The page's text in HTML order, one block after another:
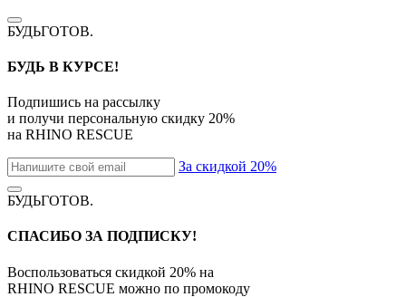
БУДЬГОТОВ.
БУДЬ В КУРСЕ!
Подпишись на рассылку
и получи персональную скидку 20%
на RHINO RESCUE
За скидкой 20%
БУДЬГОТОВ.
СПАСИБО ЗА ПОДПИСКУ!
Воспользоваться скидкой 20% на
RHINO RESCUE можно по промокоду